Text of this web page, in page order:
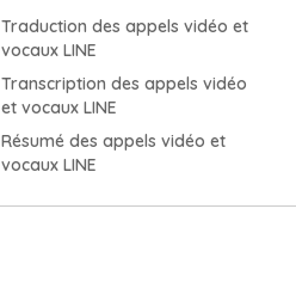
Traduction des appels vidéo et
vocaux LINE
Transcription des appels vidéo
et vocaux LINE
Résumé des appels vidéo et
vocaux LINE